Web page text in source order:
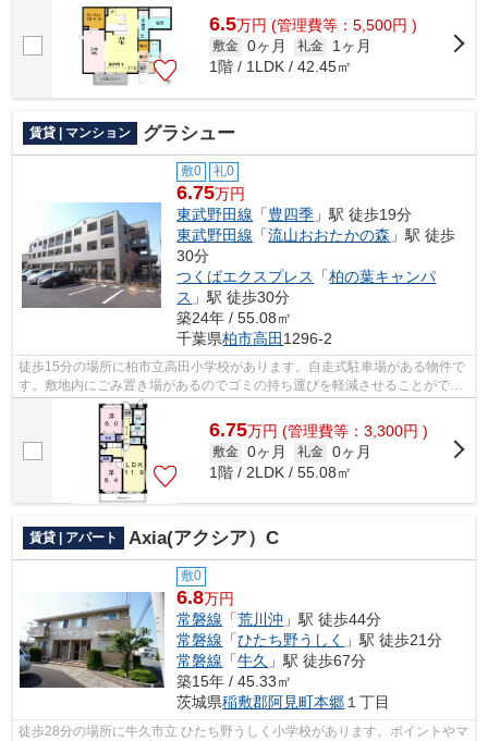
6.5万円 (管理費等：5,500円 )
敷金 0ヶ月 礼金
1ヶ月
1階 / 1LDK / 42.45㎡
賃貸 | マンション グラシュー
敷0 礼0
6.75万円
東武野田線 「豊四季 」駅 徒歩19分
東武野田線 「流山おおたかの森 」駅 徒歩
30分
つくばエクスプレス
「柏の葉キャンパ
ス 」駅 徒歩30分
築24年 / 55.08㎡
千葉県柏市高田1296-2
徒歩15分の場所に柏市立高田小学校があります。自走式駐車場がある物件で
す。敷地内にごみ置き場があるのでゴミの持ち運びを軽減させることができ
ます。防犯対策もバッチリなマンショ...
6.75万円 (管理費等：3,300円 )
敷金 0ヶ月 礼金 0ヶ月
1階 / 2LDK / 55.08㎡
賃貸 | アパート Axia(アクシア）C
敷0
6.8万円
常磐線 「荒川沖 」駅 徒歩44分
常磐線 「ひたち野うしく
」駅 徒歩21分
常磐線 「牛久 」駅 徒歩67分
築15年 / 45.33㎡
茨城県稲敷郡阿見町本郷１丁目
徒歩28分の場所に牛久市立 ひたち野うしく小学校があります。ポイントやマ